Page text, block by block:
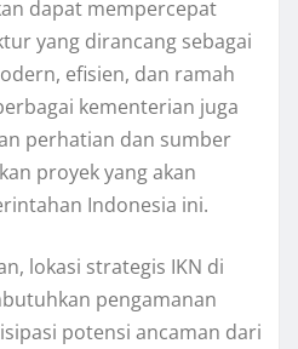
dapat mempercepat
yang dirancang sebagai
efisien, dan ramah
kementerian juga
perhatian dan sumber
proyek yang akan
Indonesia ini.
lokasi strategis IKN di
pengamanan
potensi ancaman dari